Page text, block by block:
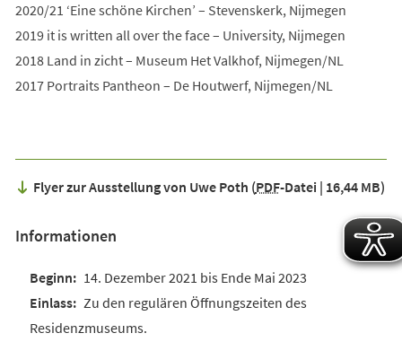
2020/21 ‘Eine schöne Kirchen’ – Stevenskerk, Nijmegen
2019 it is written all over the face – University, Nijmegen
2018 Land in zicht – Museum Het Valkhof, Nijmegen/NL
2017 Portraits Pantheon – De Houtwerf, Nijmegen/NL
Flyer zur Ausstellung von Uwe Poth PDF-Datei 16,44 MB
Informationen
14. Dezember 2021 bis Ende Mai 2023
Zu den regulären Öffnungszeiten des
Residenzmuseums.